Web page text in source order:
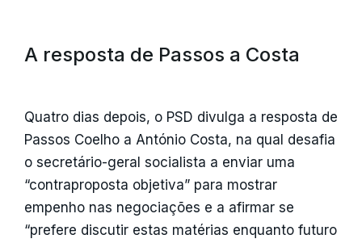
A resposta de Passos a Costa
Quatro dias depois, o PSD divulga a resposta de
Passos Coelho a António Costa, na qual desafia
o secretário-geral socialista a enviar uma
“contraproposta objetiva” para mostrar
empenho nas negociações e a afirmar se
“prefere discutir estas matérias enquanto futuro